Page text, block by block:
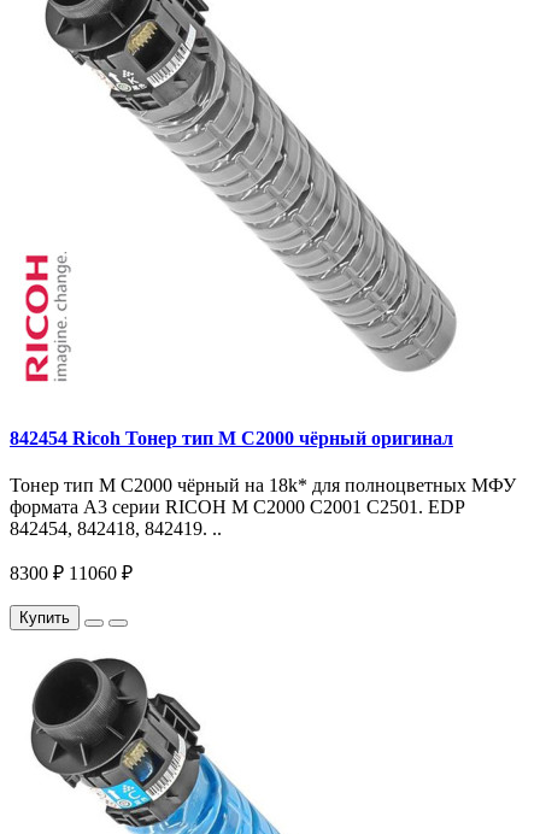
842454 Ricoh Тонер тип M C2000 чёрный оригинал
Тонер тип M C2000 чёрный на 18k* для полноцветных МФУ
формата A3 серии RICOH M C2000 C2001 C2501. EDP
842454, 842418, 842419. ..
8300 ₽ 11060 ₽
Купить